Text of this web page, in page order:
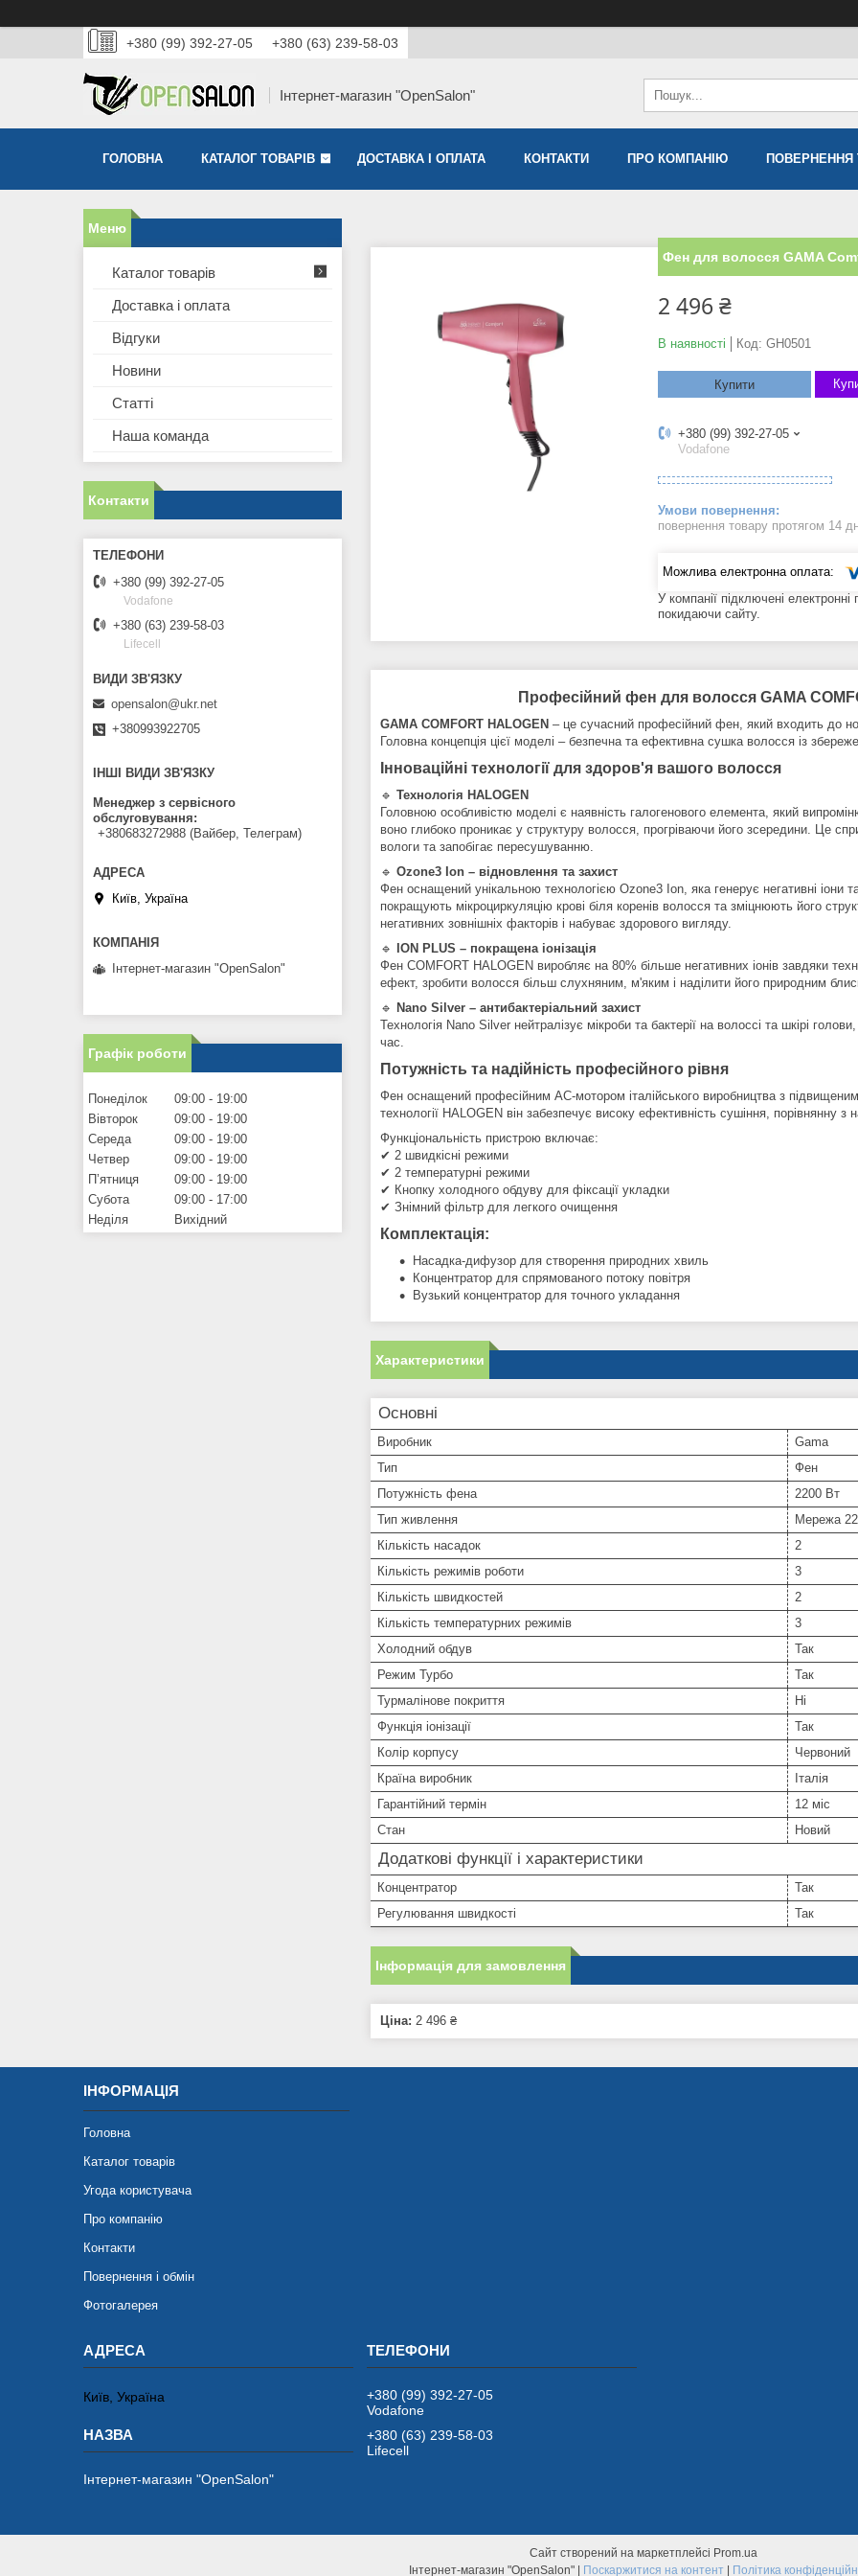
+380 (99) 392-27-05 +380 (63) 239-58-03
Інтернет-магазин "OpenSalon"
ГОЛОВНА КАТАЛОГ ТОВАРІВ ДОСТАВКА І ОПЛАТА КОНТАКТИ ПРО КОМПАНІЮ ПОВЕРНЕННЯ
Фен для волосся GAMA
2 496 ₴
В наявності Код: GH0501
Купити
+380 (99) 392-27-05
Vodafone
повернення товару протягом 14
У компанії підключені
покидаючи сайту.
Професійний фен для волосся GAMA
GAMA COMFORT HALOGEN – це сучасний професійний фен, який входить до
Головна концепція цієї моделі – безпечна та ефективна сушка волосся із
Інноваційні технології для здоров'я вашого волосся
🔹 Технологія HALOGEN
Головною особливістю моделі є наявність галогенового елемента, який
воно глибоко проникає у структуру волосся, прогріваючи його зсередини. Це
вологи та запобігає пересушуванню.
🔹 Ozone3 Ion – відновлення та захист
Фен оснащений унікальною технологією Ozone3 Ion, яка генерує негативні
покращують мікроциркуляцію крові біля коренів волосся та зміцнюють його
негативних зовнішніх факторів і набуває здорового вигляду.
🔹
ION PLUS – покращена іонізація
Фен COMFORT HALOGEN виробляє на 80% більше негативних іонів завдяки
ефект, зробити волосся більш слухняним, м'яким і наділити його природним
🔹 Nano Silver – антибактеріальний захист
Технологія Nano Silver нейтралізує мікроби та бактерії на волоссі та шкірі
час.
Потужність та надійність професійного рівня
Фен оснащений професійним AC-мотором італійського виробництва з
технології HALOGEN він забезпечує високу ефективність сушіння, порівнянну
Функціональність пристрою включає:
✔ 2 швидкісні режими
✔ 2 температурні режими
✔ Кнопку холодного обдуву для фіксації укладки
✔ Знімний фільтр для легкого очищення
Комплектація:
Насадка-дифузор для створення природних хвиль
Концентратор для спрямованого потоку повітря
Вузький концентратор для точного укладання
Характеристики
Основні
Виробник
Gama
Тип
Фен
Потужність фена
2200 Вт
Тип живлення
Мережа
Кількість насадок
2
Кількість режимів роботи
3
Кількість швидкостей
2
Кількість температурних режимів
3
Холодний обдув
Так
Режим Турбо
Так
Турмалінове покриття
Ні
Функція іонізації
Так
Колір корпусу
Червоний
Країна виробник
Італія
Гарантійний термін
12 міс
Стан
Новий
Додаткові функції і характеристики
Концентратор
Так
Регулювання швидкості
Так
Інформація для замовлення
Ціна: 2 496 ₴
Каталог товарів
Доставка і оплата
Відгуки
Новини
Статті
Наша команда
Контакти
+380 (99) 392-27-05
Vodafone
+380 (63) 239-58-03
Lifecell
opensalon@ukr.net
+380993922705
ІНШІ ВИДИ ЗВ'ЯЗКУ
Менеджер з сервісного
обслуговування
+380683272988 (Вайбер, Телеграм)
Київ, Україна
Інтернет-магазин "OpenSalon"
Графік роботи
Понеділок 09:00
19:00
Вівторок
09:00
19:00
Середа
09:00
19:00
Четвер
09:00
19:00
Пʼятниця
09:00
19:00
Субота
09:00
17:00
Неділя
Вихідний
ІНФОРМАЦІЯ
Головна
Каталог товарів
Угода користувача
Про компанію
Контакти
Повернення і обмін
Фотогалерея
Київ, Україна
Інтернет-магазин "OpenSalon"
+380 (99) 392-27-05
Vodafone
+380 (63) 239-58-03
Lifecell
Сайт створений на маркетплейсі Prom.ua
Поскаржитися на контент Політика